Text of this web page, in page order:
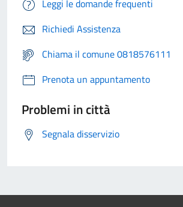
Leggi le domande frequenti
Richiedi Assistenza
Chiama il comune 0818576111
Prenota un appuntamento
Problemi in città
Segnala disservizio